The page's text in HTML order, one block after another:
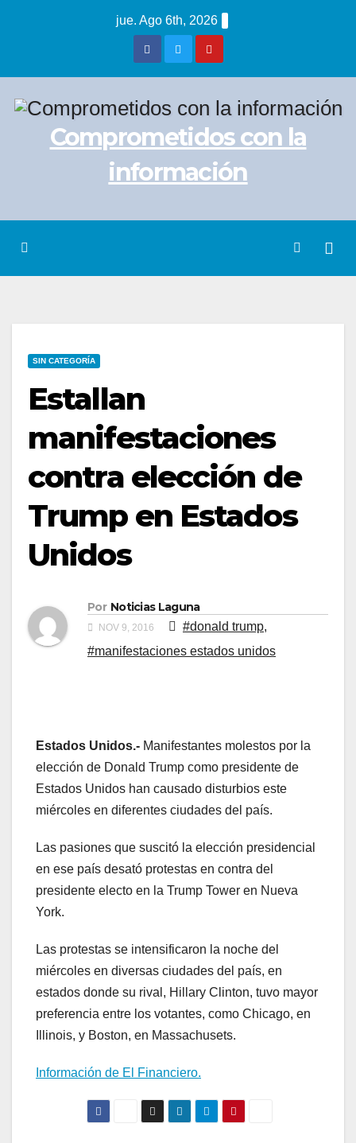
jue. Ago 6th, 2026
Comprometidos con la
información
SIN CATEGORÍA
Estallan
manifestaciones
contra elección de
Trump en Estados
Unidos
Por Noticias Laguna
NOV 9, 2016 #donald trump,
#manifestaciones estados unidos
Estados Unidos.- Manifestantes molestos por la
elección de Donald Trump como presidente de
Estados Unidos han causado disturbios este
miércoles en diferentes ciudades del país.
Las pasiones que suscitó la elección presidencial
en ese país desató protestas en contra del
presidente electo en la Trump Tower en Nueva
York.
Las protestas se intensificaron la noche del
miércoles en diversas ciudades del país, en
estados donde su rival, Hillary Clinton, tuvo mayor
preferencia entre los votantes, como Chicago, en
Illinois, y Boston, en Massachusets.
Información de El Financiero.